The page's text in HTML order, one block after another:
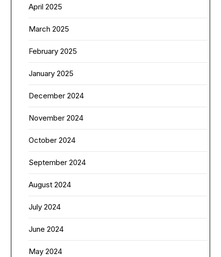
April 2025
March 2025
February 2025
January 2025
December 2024
November 2024
October 2024
September 2024
August 2024
July 2024
June 2024
May 2024